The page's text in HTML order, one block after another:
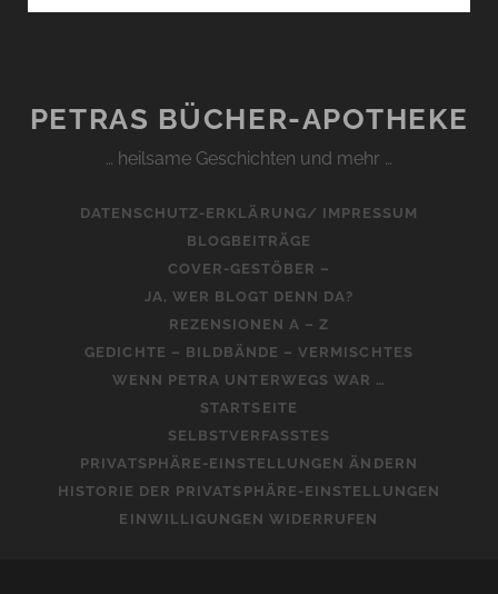
(GERDA
PETRAS BÜCHER-APOTHEKE
… heilsame Geschichten und mehr …
DATENSCHUTZ-ERKLÄRUNG/ IMPRESSUM
BLOGBEITRÄGE
COVER-GESTÖBER –
JA, WER BLOGT DENN DA?
REZENSIONEN A – Z
GEDICHTE – BILDBÄNDE – VERMISCHTES
WENN PETRA UNTERWEGS WAR …
STARTSEITE
SELBSTVERFASSTES
PRIVATSPHÄRE-EINSTELLUNGEN ÄNDERN
HISTORIE DER PRIVATSPHÄRE-EINSTELLUNGEN
EINWILLIGUNGEN WIDERRUFEN